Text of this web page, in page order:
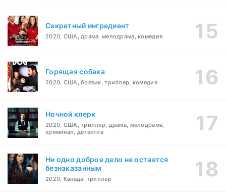
Секретный ингредиент
2020, США, драма, мелодрама, комедия
Горящая собака
2020, США, боевик, триллер, комедия
Ночной клерк
2020, США, триллер, драма, мелодрама,
криминал, детектив
Ни одно доброе дело не остается
безнаказанным
2020, Канада, триллер